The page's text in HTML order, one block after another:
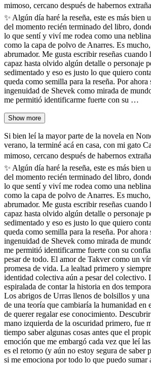
mimoso, cercano después de habernos
✨ Algún día haré la reseña, este es más bien
del momento recién terminado del libro,
lo que sentí y viví me rodea como una
como la capa de polvo de Anarres. Es
abrumador. Me gusta escribir reseñas cuando
capaz hasta olvido algún detalle o personaje
sedimentado y eso es justo lo que quiero
queda como semilla para la reseña. Por
ingenuidad de Shevek como mirada de
me permitió identificarme fuerte con su …
Show more
Si bien leí la mayor parte de la novela en
verano, la terminé acá en casa, con mi gato
mimoso, cercano después de habernos
✨ Algún día haré la reseña, este es más bien
del momento recién terminado del libro,
lo que sentí y viví me rodea como una
como la capa de polvo de Anarres. Es
abrumador. Me gusta escribir reseñas cuando
capaz hasta olvido algún detalle o personaje
sedimentado y eso es justo lo que quiero
queda como semilla para la reseña. Por
ingenuidad de Shevek como mirada de
me permitió identificarme fuerte con su
pesar de todo. El amor de Takver como un
promesa de vida. La lealtad primero y
identidad colectiva aún a pesar del colectivo.
espiralada de contar la historia en dos
Los abrigos de Urras llenos de bolsillos y
de una teoría que cambiaría la humanidad en
de querer regalar ese conocimiento.
mano izquierda de la oscuridad primero, fue
tiempo saber algunas cosas antes que el
emoción que me embargó cada vez que leí
es el retorno (y aún no estoy segura de saber
si me emociona por todo lo que puedo sumar